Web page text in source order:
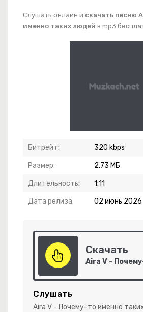
Слушать онлайн и скачать песню
именно таких людей в mp3
Битрейт: 320 kbps
Размер: 2.73 МБ
Длительность: 1:11
Дата релиза: 02 июнь 2026
Скачать
Слушать
Aira V - Почему-то именно